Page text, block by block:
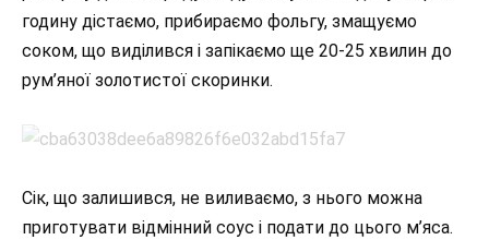
годину дістаємо, прибираємо фольгу, змащуємо
соком, що виділився і запікаємо ще 20-25 хвилин до
рум’яної золотистої скоринки.
Сік, що залишився, не виливаємо, з нього можна
приготувати відмінний соус і подати до цього м’яса.